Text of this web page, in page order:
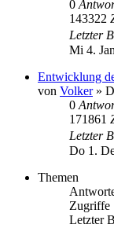
0
143322
Letzter
Mi 4.
Entwicklung
von Volker»
0
171861
Letzter
Do 1.
Themen
Zugriffe
Letzter